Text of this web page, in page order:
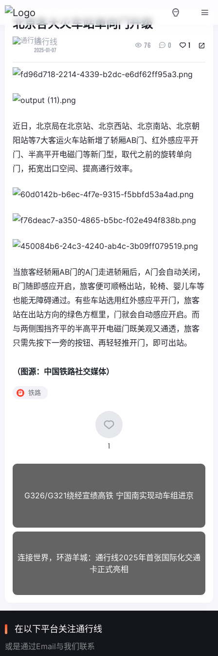
北京各大火车站单向门升级
通行线
2025-01-07
76 0 1
近日，北京局在北京站、北京西站、北京南站、北京朝
阳站等7大客运火车站新增了轿厢AB门、红外感应平开
门、半高平开电磁门等新门型，取代之前的旋转单向
门，拓宽出口空间、提高通行效率。
当旅客经轿厢AB门的A门走进轿厢后，A门会自动关闭，
B门随即感应开启，旅客便可顺畅出站，轮椅、婴儿车等
也能无障碍通过。有些车站选用红外感应平开门，旅客
站在出站方向的绿色方框里，门就会自动感应开启。而
与两侧围挡齐平的半高平开电磁门既美观又通透，旅客
只需先按下一旁的按钮、再轻轻推开门，即可出站。
（图源：中国铁路社交媒体）
铁路
1
G326/G321绕经宣绩高铁 宁国南实现动车组进京
连接世界，环游羊城：通行线2025年首张国际化交通
卡正式亮相
在以下平台关注通行线
或是通过Email与我们联系